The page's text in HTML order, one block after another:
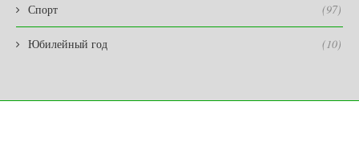
Спорт (97)
Юбилейный год (10)